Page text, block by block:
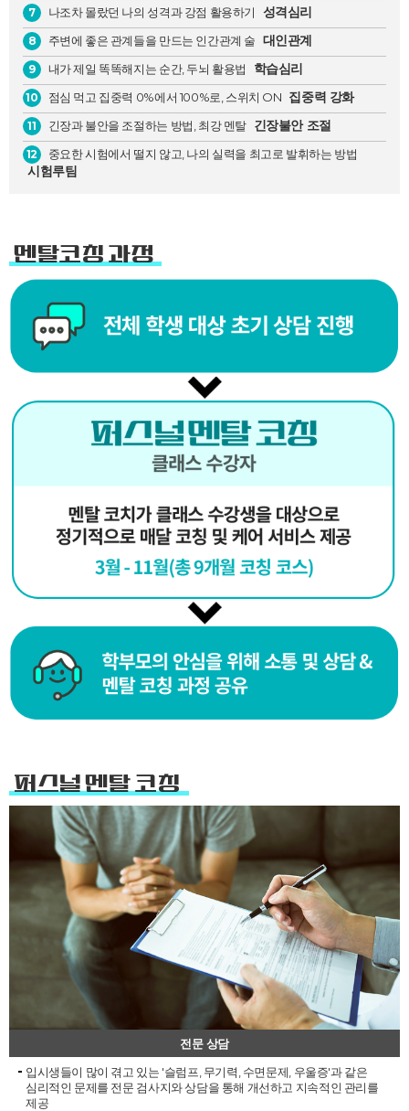
7 나조차 몰랐던 나의 성격과 강점 활용하기 성격심리
8 주변에 좋은 관계들을 만드는 인간관계 술 대인관계
9 내가 제일 똑똑해지는 순간, 두뇌 활용법 학습심리
10 점심 먹고 집중력 0%에서 100%로, 스위치 ON 집중력 강화
11 긴장과 불안을 조절하는 방법, 최강 멘탈 긴장불안 조절
12 중요한 시험에서 떨지 않고, 나의 실력을 최고로 발휘하는 방법
시험루팀
멘탈코칭 과정
퍼스널 멘탈 코칭
전문 상담
입시생들이 많이 겪고 있는 '슬럼프, 무기력, 수면문제, 우울증'과 같은
심리적인 문제를 전문 검사지와 상담을 통해 개선하고 지속적인 관리를
제공